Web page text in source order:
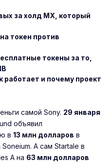
за холд MX, который
токен против
токены за то,
работает и почему проект
самой Sony. 29 января
объявил
в 13 млн долларов в
А сам Startale в
A на 63 млн долларов